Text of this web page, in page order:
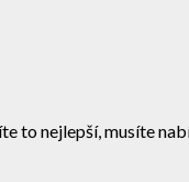
to nejlepší, musíte